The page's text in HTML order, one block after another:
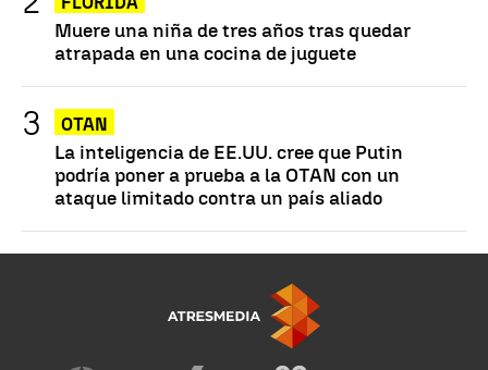
Muere una niña de tres años tras quedar
atrapada en una cocina de juguete
OTAN
La inteligencia de EE.UU. cree que Putin
podría poner a prueba a la OTAN con un
ataque limitado contra un país aliado